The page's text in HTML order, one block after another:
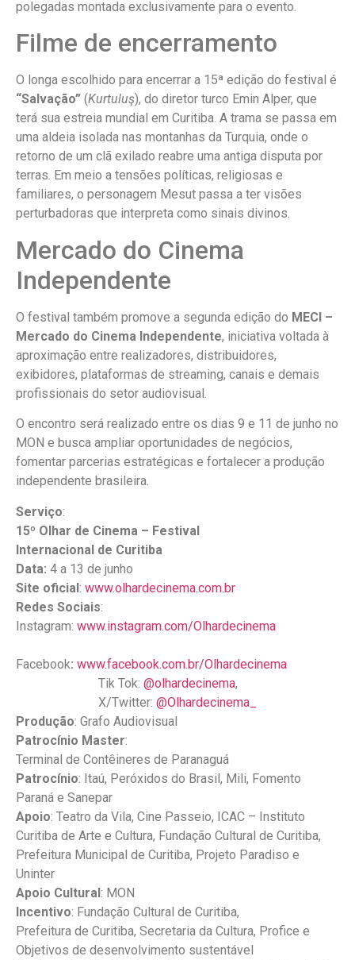
polegadas montada exclusivamente para o evento.
Filme de encerramento
O longa escolhido para encerrar a 15ª edição do festival é
“Salvação” (Kurtuluş), do diretor turco Emin Alper, que
terá sua estreia mundial em Curitiba. A trama se passa em
uma aldeia isolada nas montanhas da Turquia, onde o
retorno de um clã exilado reabre uma antiga disputa por
terras. Em meio a tensões políticas, religiosas e
familiares, o personagem Mesut passa a ter visões
perturbadoras que interpreta como sinais divinos.
Mercado do Cinema
Independente
O festival também promove a segunda edição do MECI –
Mercado do Cinema Independente, iniciativa voltada à
aproximação entre realizadores, distribuidores,
exibidores, plataformas de streaming, canais e demais
profissionais do setor audiovisual.
O encontro será realizado entre os dias 9 e 11 de junho no
MON e busca ampliar oportunidades de negócios,
fomentar parcerias estratégicas e fortalecer a produção
independente brasileira.
Serviço:
15º Olhar de Cinema – Festival
Internacional de Curitiba
Data: 4 a 13 de junho
Site oficial: www.olhardecinema.com.br
Redes Sociais:
Instagram: www.instagram.com/Olhardecinema
Facebook: www.facebook.com.br/Olhardecinema
Tik Tok: @olhardecinema,
X/Twitter: @Olhardecinema_
Produção: Grafo Audiovisual
Patrocínio Master:
Terminal de Contêineres de Paranaguá
Patrocínio: Itaú, Peróxidos do Brasil, Mili, Fomento
Paraná e Sanepar
Apoio: Teatro da Vila, Cine Passeio, ICAC – Instituto
Curitiba de Arte e Cultura, Fundação Cultural de Curitiba,
Prefeitura Municipal de Curitiba, Projeto Paradiso e
Uninter
Apoio Cultural: MON
Incentivo: Fundação Cultural de Curitiba,
Prefeitura de Curitiba, Secretaria da Cultura, Profice e
Objetivos de desenvolvimento sustentável